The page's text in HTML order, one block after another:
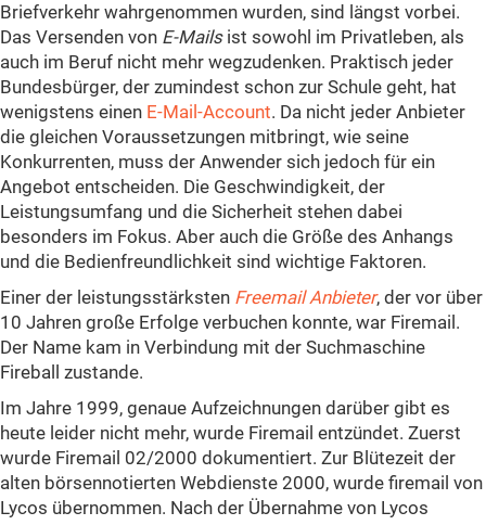
Briefverkehr wahrgenommen wurden, sind längst vorbei.
Das Versenden von E-Mailsist sowohl im Privatleben, als
auch im Beruf nicht mehr wegzudenken. Praktisch jeder
Bundesbürger, der zumindest schon zur Schule geht, hat
wenigstens einen E-Mail-Account. Da nicht jeder Anbieter
die gleichen Voraussetzungen mitbringt, wie seine
Konkurrenten, muss der Anwender sich jedoch für ein
Angebot entscheiden. Die Geschwindigkeit, der
Leistungsumfang und die Sicherheit stehen dabei
besonders im Fokus. Aber auch die Größe des Anhangs
und die Bedienfreundlichkeit sind wichtige Faktoren.
Einer der leistungsstärksten Freemail Anbieter, der vor über
10 Jahren große Erfolge verbuchen konnte, war Firemail.
Der Name kam in Verbindung mit der Suchmaschine
Fireball zustande.
Im Jahre 1999, genaue Aufzeichnungen darüber gibt es
heute leider nicht mehr, wurde Firemail entzündet. Zuerst
wurde Firemail 02/2000 dokumentiert. Zur Blütezeit der
alten börsennotierten Webdienste 2000, wurde firemail von
Lycos übernommen. Nach der Übernahme von Lycos